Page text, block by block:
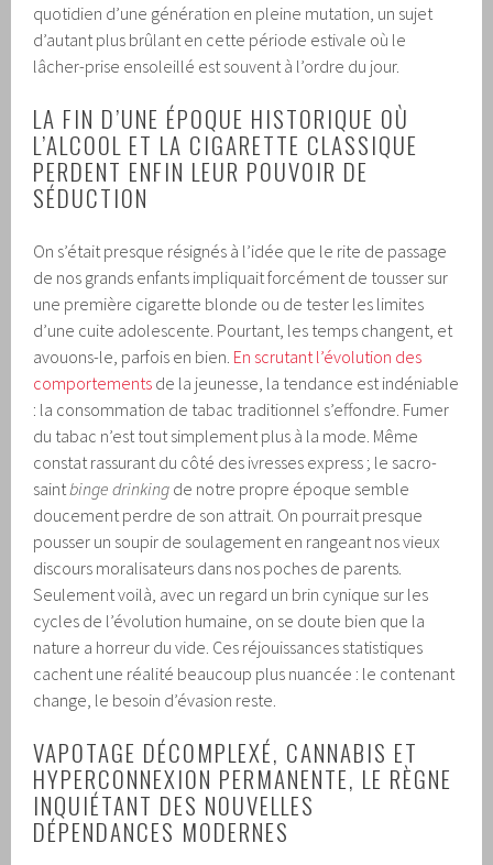
quotidien d’une génération en pleine mutation, un sujet
d’autant plus brûlant en cette période estivale où le
lâcher-prise ensoleillé est souvent à l’ordre du jour.
LA FIN D’UNE ÉPOQUE HISTORIQUE OÙ
L’ALCOOL ET LA CIGARETTE CLASSIQUE
PERDENT ENFIN LEUR POUVOIR DE
SÉDUCTION
On s’était presque résignés à l’idée que le rite de passage
de nos grands enfants impliquait forcément de tousser sur
une première cigarette blonde ou de tester les limites
d’une cuite adolescente. Pourtant, les temps changent, et
avouons-le, parfois en bien. En scrutant l’évolution des
comportements de la jeunesse, la tendance est indéniable
: la consommation de tabac traditionnel s’effondre. Fumer
du tabac n’est tout simplement plus à la mode. Même
constat rassurant du côté des ivresses express ; le sacro-
saint binge drinking de notre propre époque semble
doucement perdre de son attrait. On pourrait presque
pousser un soupir de soulagement en rangeant nos vieux
discours moralisateurs dans nos poches de parents.
Seulement voilà, avec un regard un brin cynique sur les
cycles de l’évolution humaine, on se doute bien que la
nature a horreur du vide. Ces réjouissances statistiques
cachent une réalité beaucoup plus nuancée : le contenant
change, le besoin d’évasion reste.
VAPOTAGE DÉCOMPLEXÉ, CANNABIS ET
HYPERCONNEXION PERMANENTE, LE RÈGNE
INQUIÉTANT DES NOUVELLES
DÉPENDANCES MODERNES